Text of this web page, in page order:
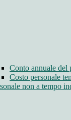
Conto annuale del
Costo personale
non a tempo